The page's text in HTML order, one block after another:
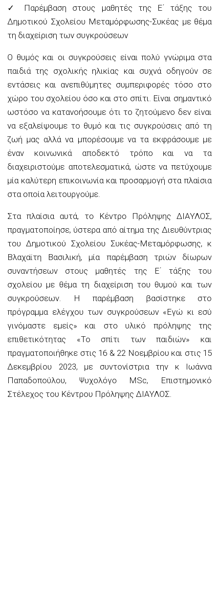
✓ Παρέμβαση στους μαθητές της Ε΄
τάξης του
Δημοτικού Σχολείου Μεταμόρφωσης-Συκέας με θέμα
τη διαχείριση των συγκρούσεων
Ο θυμός και οι συγκρούσεις είναι πολύ γνώριμα στα
παιδιά της σχολικής ηλικίας και συχνά οδηγούν σε
εντάσεις και ανεπιθύμητες συμπεριφορές τόσο στο
χώρο του σχολείου όσο και στο σπίτι. Είναι σημαντικό
ωστόσο να κατανοήσουμε ότι το ζητούμενο δεν είναι
να εξαλείψουμε το θυμό και τις συγκρούσεις από τη
ζωή μας αλλά να μπορέσουμε να τα εκφράσουμε με
έναν κοινωνικά αποδεκτό τρόπο και να τα
διαχειριστούμε αποτελεσματικά, ώστε να πετύχουμε
μία καλύτερη επικοινωνία και προσαρμογή στα πλαίσια
στα οποία λειτουργούμε.
Στα πλαίσια αυτά, το Κέντρο Πρόληψης ΔΙΑΥΛΟΣ,
πραγματοποίησε, ύστερα από αίτημα της Διευθύντριας
του Δημοτικού Σχολείου Συκέας-Μεταμόρφωσης, κ
Βλαχαϊτη Βασιλική, μία παρέμβαση τριών δίωρων
συναντήσεων στους μαθητές της Ε΄ τάξης του
σχολείου με θέμα τη διαχείριση του θυμού και των
συγκρούσεων. Η παρέμβαση βασίστηκε στο
πρόγραμμα ελέγχου των συγκρούσεων «Εγώ κι εσύ
γινόμαστε εμείς» και στο υλικό πρόληψης της
επιθετικότητας «Το σπίτι των παιδιών» και
πραγματοποιήθηκε στις 16 & 22 Νοεμβρίου και στις 15
Δεκεμβρίου 2023, με συντονίστρια την κ Ιωάννα
Παπαδοπούλου, Ψυχολόγο MSc, Επιστημονικό
Στέλεχος του Κέντρου Πρόληψης ΔΙΑΥΛΟΣ.